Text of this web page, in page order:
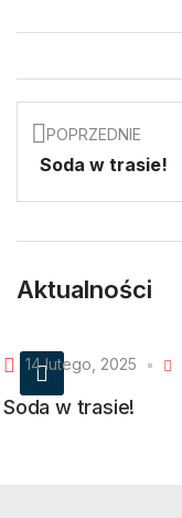
POPRZEDNIE
Soda w trasie!
Aktualności
14 lutego, 2025
Soda w trasie!